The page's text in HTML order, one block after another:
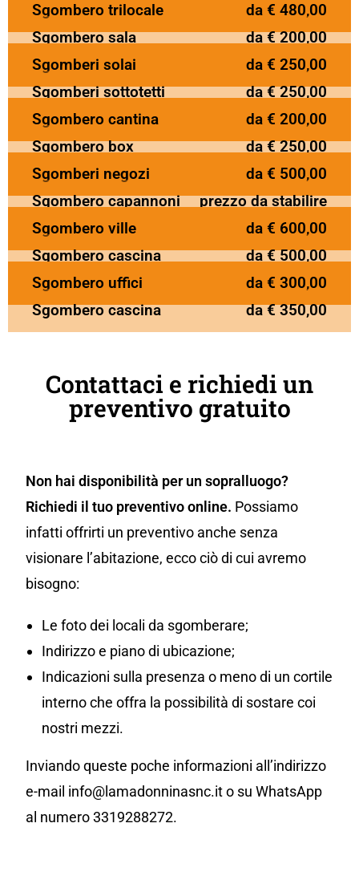
Sgombero trilocale
da € 480,00
Sgombero sala
da € 200,00
Sgomberi solai
da € 250,00
Sgomberi sottotetti
da € 250,00
Sgombero cantina
da € 200,00
Sgombero box
da € 250,00
Sgomberi negozi
da € 500,00
Sgombero capannoni
prezzo da stabilire
Sgombero ville
da € 600,00
Sgombero cascina
da € 500,00
Sgombero uffici
da € 300,00
Sgombero cascina
da € 350,00
Contattaci e richiedi un
preventivo gratuito
Non hai disponibilità per un sopralluogo?
Richiedi il tuo preventivo online. Possiamo
infatti offrirti un preventivo anche senza
visionare l’abitazione, ecco ciò di cui avremo
bisogno:
Le foto dei locali da sgomberare;
Indirizzo e piano di ubicazione;
Indicazioni sulla presenza o meno di un cortile
interno che offra la possibilità di sostare coi
nostri mezzi.
Inviando queste poche informazioni all’indirizzo
e-mail info@lamadonninasnc.it o su WhatsApp
al numero 3319288272.